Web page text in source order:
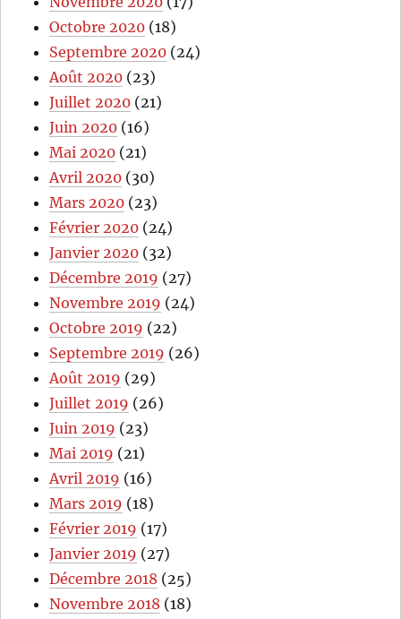
Octobre 2020 (18)
Septembre 2020 (24)
Août 2020 (23)
Juillet 2020 (21)
Juin 2020 (16)
Mai 2020 (21)
Avril 2020 (30)
Mars 2020 (23)
Février 2020 (24)
Janvier 2020 (32)
Décembre 2019 (27)
Novembre 2019 (24)
Octobre 2019 (22)
Septembre 2019 (26)
Août 2019 (29)
Juillet 2019 (26)
Juin 2019 (23)
Mai 2019 (21)
Avril 2019 (16)
Mars 2019 (18)
Février 2019 (17)
Janvier 2019 (27)
Décembre 2018 (25)
Novembre 2018 (18)